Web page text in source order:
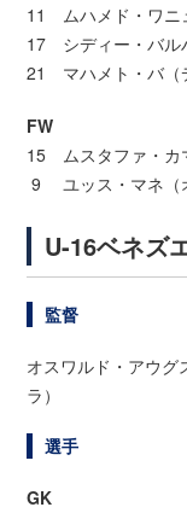
11 ムハメド・ワニ
17 シディー・バル
21 マハメト・バ（
FW
15 ムスタファ・カ
9 ユッス・マネ（
U-16ベネズ
監督
オスワルド・アウグ
ラ）
選手
GK